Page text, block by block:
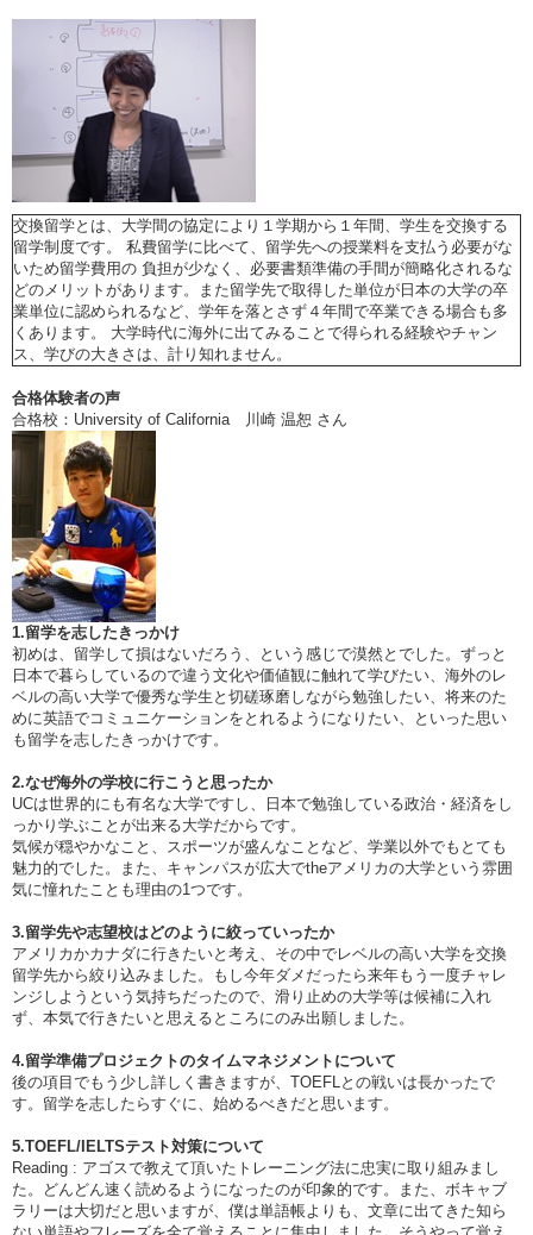
交換留学とは、大学間の協定により１学期から１年間、学生を交換する
留学制度です。 私費留学に比べて、留学先への授業料を支払う必要がな
いため留学費用の 負担が少なく、必要書類準備の手間が簡略化されるな
どのメリットがあります。また留学先で取得した単位が日本の大学の卒
業単位に認められるなど、学年を落とさず４年間で卒業できる場合も多
くあります。 大学時代に海外に出てみることで得られる経験やチャン
ス、学びの大きさは、計り知れません。
合格体験者の声
合格校：University of California 川崎 温恕 さん
1.留学を志したきっかけ
初めは、留学して損はないだろう、という感じで漠然とでした。ずっと
日本で暮らしているので違う文化や価値観に触れて学びたい、海外のレ
ベルの高い大学で優秀な学生と切磋琢磨しながら勉強したい、将来のた
めに英語でコミュニケーションをとれるようになりたい、といった思い
も留学を志したきっかけです。
2.なぜ海外の学校に行こうと思ったか
UCは世界的にも有名な大学ですし、日本で勉強している政治・経済をし
っかり学ぶことが出来る大学だからです。
気候が穏やかなこと、スポーツが盛んなことなど、学業以外でもとても
魅力的でした。また、キャンパスが広大でtheアメリカの大学という雰囲
気に憧れたことも理由の1つです。
3.留学先や志望校はどのように絞っていったか
アメリカかカナダに行きたいと考え、その中でレベルの高い大学を交換
留学先から絞り込みました。もし今年ダメだったら来年もう一度チャレ
ンジしようという気持ちだったので、滑り止めの大学等は候補に入れ
ず、本気で行きたいと思えるところにのみ出願しました。
4.留学準備プロジェクトのタイムマネジメントについて
後の項目でもう少し詳しく書きますが、TOEFLとの戦いは長かったで
す。留学を志したらすぐに、始めるべきだと思います。
5.TOEFL/IELTSテスト対策について
Reading : アゴスで教えて頂いたトレーニング法に忠実に取り組みまし
た。どんどん速く読めるようになったのが印象的です。また、ボキャブ
ラリーは大切だと思いますが、僕は単語帳よりも、文章に出てきた知ら